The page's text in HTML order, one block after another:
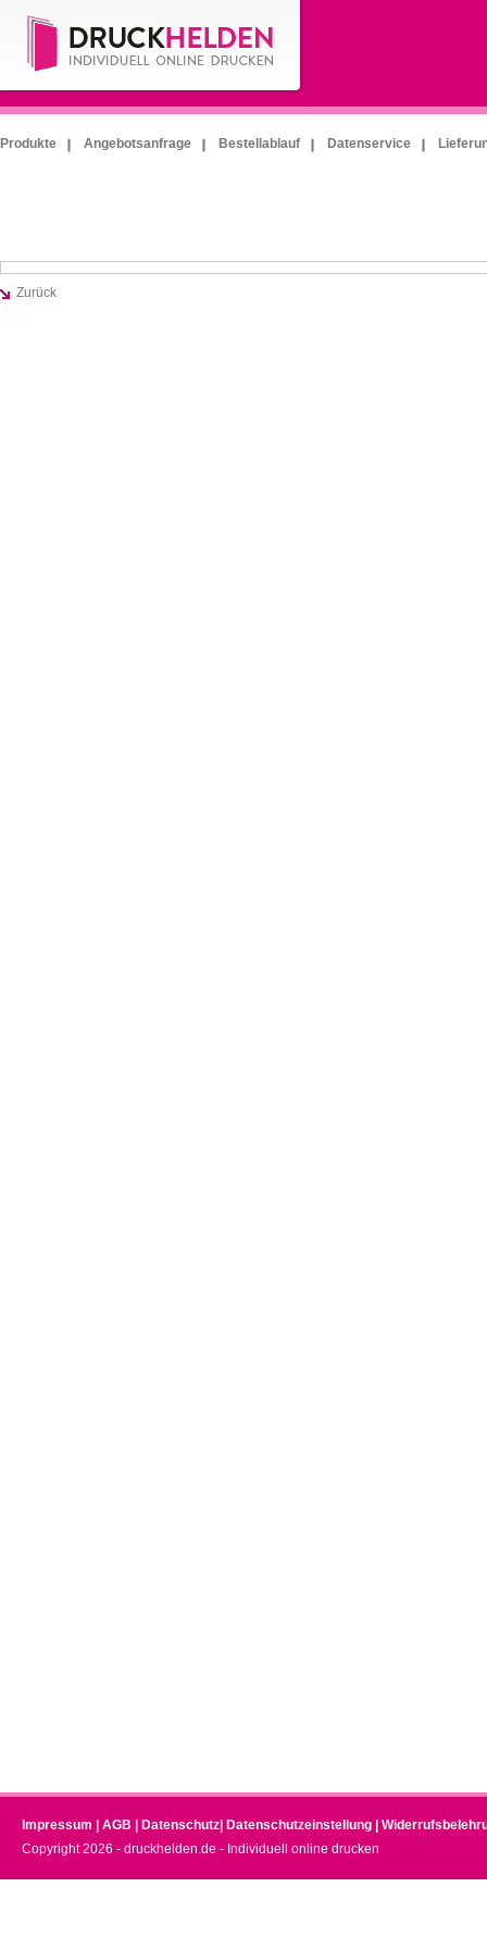
Produkte Angebotsanfrage Bestellablauf Datenservice
Zurück
Impressum AGB Datenschutz Datenschutzeinstellung
Copyright 2026 - druckhelden.de - Individuell online drucken